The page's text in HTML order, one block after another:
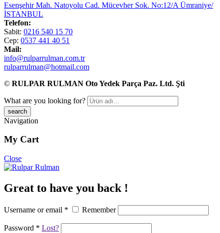
Esenşehir Mah. Natoyolu Cad. Mücevher Sok. No:12/A Ümraniye/
İSTANBUL
Telefon:
Sabit: 0216 540 15 70
Cep: 0537 441 40 51
Mail:
info@rulparrulman.com.tr
rulparrulman@hotmail.com
© RULPAR RULMAN Oto Yedek Parça Paz. Ltd. Şti
What are you looking for?
Navigation
My Cart
Close
Great to have you back !
Username or email * Remember
Password * Lost?